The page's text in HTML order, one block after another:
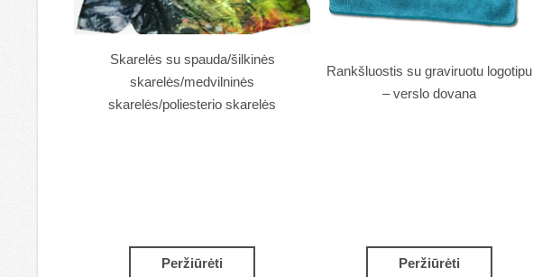
Skarelės su spauda/šilkinės
skarelės/medvilninės
skarelės/poliesterio skarelės
Peržiūrėti
Rankšluostis su graviruotu logotipu
– verslo dovana
Peržiūrėti